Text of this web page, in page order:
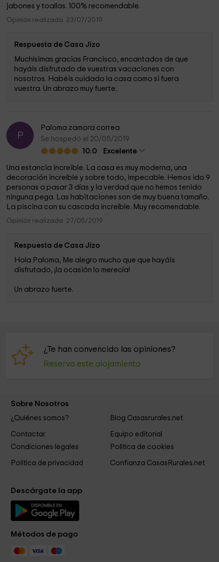
jabones y toallas. 100% recomendable.
Opinión realizada: 23/07/2019
Respuesta de Casa Jizo
Muchísimas gracias Francisco, encantados de que
hayáis disfrutado de vuestras vacaciones con
nosotros. Habéis cuidado la casa como si fuera
vuestra. Un abrazo muy fuerte.
P
Paloma zamora correa
Se hospedó el 20/05/2019
10.0
Excelente
Una estancia increible. La casa es muy moderna, una
decoración increíble y sobre todo, impecable. Hemos ido 9
personas a pasar 3 días y la verdad que no hemos tenido
ninguna pega. Las habitaciones son de muy buena tamaño.
La piscina con su cascada increíble. Muy recomendable.
Opinión realizada: 27/05/2019
Respuesta de Casa Jizo
Hola Paloma, Me alegro mucho que que hayáis
disfrutado, ¡la ocasión lo merecía!
Un abrazo fuerte.
¿Te han convencido las opiniones?
Reserva este alojamiento
Sobre Nosotros
¿Quiénes somos? Blog Casasrurales.net
Contactar
Equipo editorial
Condiciones legales
Política de cookies
Política de privacidad Confianza CasasRurales.net
Descárgate la app
Métodos de pago